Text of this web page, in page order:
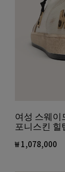
여성 스웨이
포니스킨 힐
₩ 1,078,000